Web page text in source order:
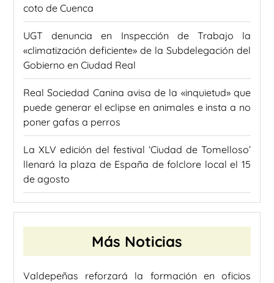
coto de Cuenca
UGT denuncia en Inspección de Trabajo la
«climatización deficiente» de la Subdelegación del
Gobierno en Ciudad Real
Real Sociedad Canina avisa de la «inquietud» que
puede generar el eclipse en animales e insta a no
poner gafas a perros
La XLV edición del festival ‘Ciudad de Tomelloso’
llenará la plaza de España de folclore local el 15
de agosto
Más Noticias
Valdepeñas reforzará la formación en oficios